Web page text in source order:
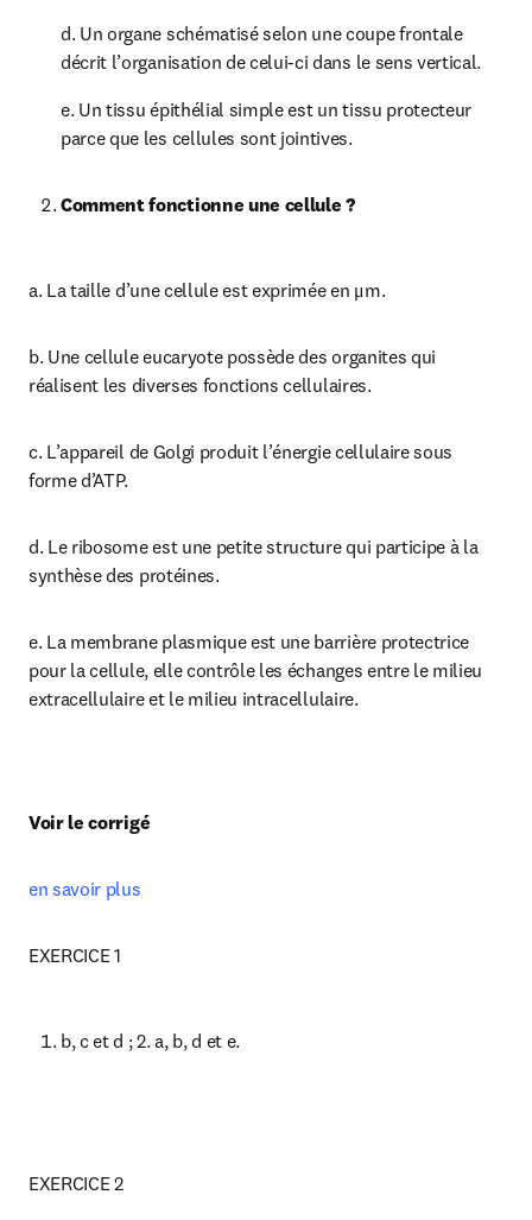
d. Un organe schématisé selon une coupe frontale
décrit l’organisation de celui-ci dans le sens vertical.
e. Un tissu épithélial simple est un tissu protecteur
parce que les cellules sont jointives.
Comment fonctionne une cellule ?
a. La taille d’une cellule est exprimée en μm.
b. Une cellule eucaryote possède des organites qui
réalisent les diverses fonctions cellulaires.
c. L’appareil de Golgi produit l’énergie cellulaire sous
forme d’ATP.
d. Le ribosome est une petite structure qui participe à la
synthèse des protéines.
e. La membrane plasmique est une barrière protectrice
pour la cellule, elle contrôle les échanges entre le milieu
extracellulaire et le milieu intracellulaire.
Voir le corrigé
en savoir plus
EXERCICE 1
b, c et d ; 2. a, b, d et e.
EXERCICE 2